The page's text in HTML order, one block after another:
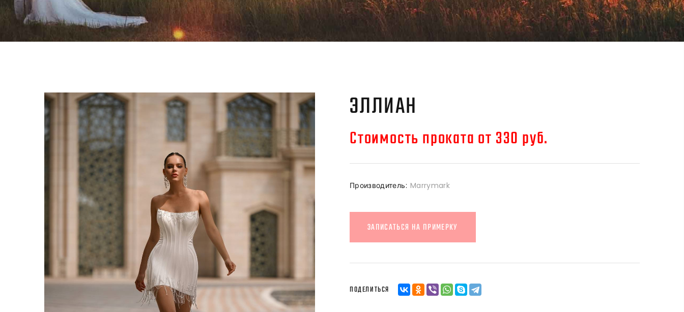
ЭЛЛИАН
Стоимость проката от 330 руб.
Производитель: Marrymark
ЗАПИСАТЬСЯ НА ПРИМЕРКУ
ПОДЕЛИТЬСЯ